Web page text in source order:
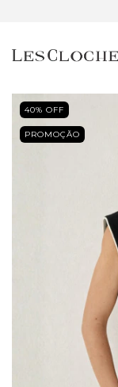
40% OFF
PROMOÇÃO